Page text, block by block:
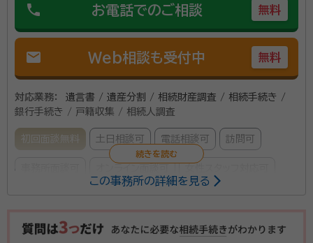
phone お電話でのご相談 無料
mail Web相談も受付中 無料
対応業務：
遺言書 / 遺産分割 / 相続財産調査 / 相続手続き /
銀行手続き / 戸籍収集 / 相続人調査
初回面談無料 土日相談可 電話相談可 訪問可
安心して暮らせる街を目指して、皆様の暮らしのお手伝
この事務所の詳細を見る